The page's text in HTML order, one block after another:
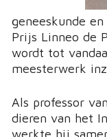
geneeskunde
Prijs Linneo de
wordt tot
meesterwerk
Als professor
dieren van het
werkte hij